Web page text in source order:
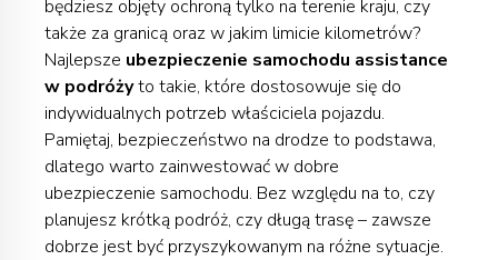
będziesz objęty ochroną tylko na terenie kraju, czy
także za granicą oraz w jakim limicie kilometrów?
Najlepsze ubezpieczenie samochodu assistance
w podróżyto takie, które dostosowuje się do
indywidualnych potrzeb właściciela pojazdu.
Pamiętaj, bezpieczeństwo na drodze to podstawa,
dlatego warto zainwestować w dobre
ubezpieczenie samochodu. Bez względu na to, czy
planujesz krótką podróż, czy długą trasę – zawsze
dobrze jest być przyszykowanym na różne sytuacje.